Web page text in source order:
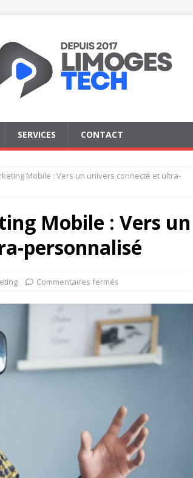
SERVICES CONTACT
Mobile : Vers un univers connecté et ultra-
Mobile : Vers un
personnalisé
Commentaires fermés